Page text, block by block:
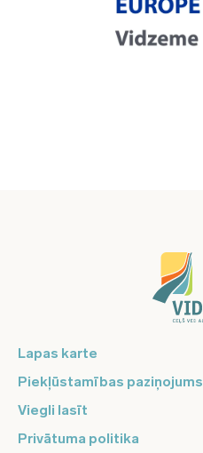
Lapas karte
Piekļūstamības paziņojums
Viegli lasīt
Privātuma politika